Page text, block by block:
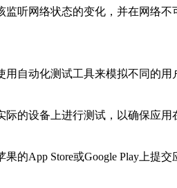
监听网络状态的变化，并在网络
用自动化测试工具来模拟不同的
际的设备上进行测试，以确保应
的App Store或Google Play上提